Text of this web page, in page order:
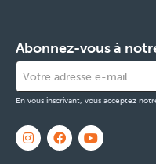
Abonnez-vous à
En vous inscrivant, vous acceptez